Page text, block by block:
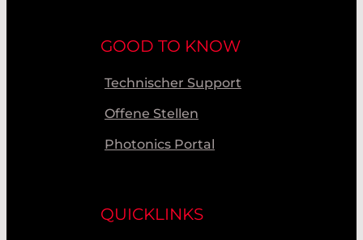
GOOD TO KNOW
Technischer Support
Offene Stellen
Photonics Portal
QUICKLINKS